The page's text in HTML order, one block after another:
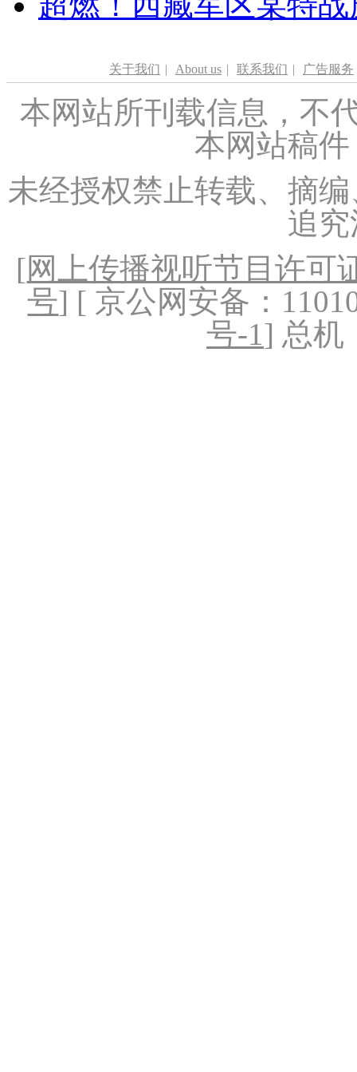
关于我们 | About us | 联系我们 | 广告服务
本网站所刊载信息，不
本网站稿
未经授权禁止转载、摘
追
[网上传播视听节目许可
号] [ 京公网安备：
号-1] 总机